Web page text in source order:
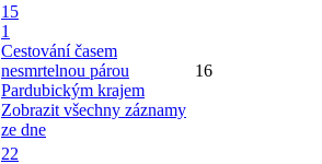
15
1
Cestování časem
nesmrtelnou párou
Pardubickým krajem
Zobrazit všechny záznamy
ze dne
16
22